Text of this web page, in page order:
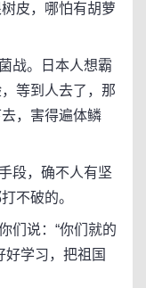
皮，哪怕有胡萝
战。日本人想霸
等到人去了，那
，害得遍体鳞
段，确不人有坚
不破的。
说：“你们就的
好学习，把祖国